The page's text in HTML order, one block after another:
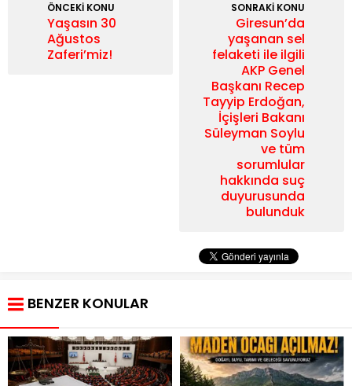
ÖNCEKİ KONU
Yaşasın 30
Ağustos
Zaferi’miz!
SONRAKİ KONU
Giresun’da
yaşanan sel
felaketi ile ilgili
AKP Genel
Başkanı Recep
Tayyip Erdoğan,
İçişleri Bakanı
Süleyman Soylu
ve tüm
sorumlular
hakkında suç
duyurusunda
bulunduk
BENZER KONULAR